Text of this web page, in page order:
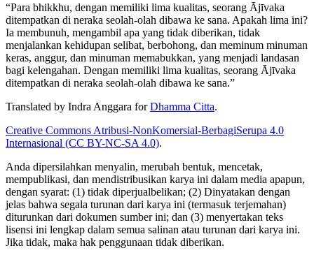
“Para bhikkhu, dengan memiliki lima kualitas, seorang Ājīvaka
ditempatkan di neraka seolah-olah dibawa ke sana. Apakah lima ini?
Ia membunuh, mengambil apa yang tidak diberikan, tidak
menjalankan kehidupan selibat, berbohong, dan meminum minuman
keras, anggur, dan minuman memabukkan, yang menjadi landasan
bagi kelengahan. Dengan memiliki lima kualitas, seorang Ājīvaka
ditempatkan di neraka seolah-olah dibawa ke sana.”
Translated by Indra Anggara forDhamma Citta.
Creative Commons Atribusi-NonKomersial-BerbagiSerupa 4.0
Internasional (CC BY-NC-SA 4.0).
Anda dipersilahkan menyalin, merubah bentuk, mencetak,
mempublikasi, dan mendistribusikan karya ini dalam media apapun,
dengan syarat: (1) tidak diperjualbelikan; (2) Dinyatakan dengan
jelas bahwa segala turunan dari karya ini (termasuk terjemahan)
diturunkan dari dokumen sumber ini; dan (3) menyertakan teks
lisensi ini lengkap dalam semua salinan atau turunan dari karya ini.
Jika tidak, maka hak penggunaan tidak diberikan.